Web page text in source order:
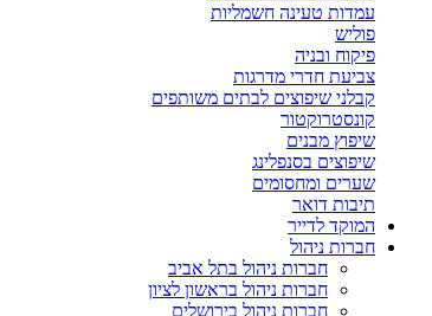
עמדות טעינה חשמליות
פוליש
פיקוח ובניה
צביעת חדרי מדרגות
קבלני שיפוצים לבתים משותפים
קונסטרוקטור
שיפוץ מבנים
שיפוצים בסנפלינג
שערים ומחסומים
תיבות דואר
המוקד לדייר
חברות ניהול
חברות ניהול בתל אביב
חברות ניהול בראשון לציון
חברות ניהול בירושלים